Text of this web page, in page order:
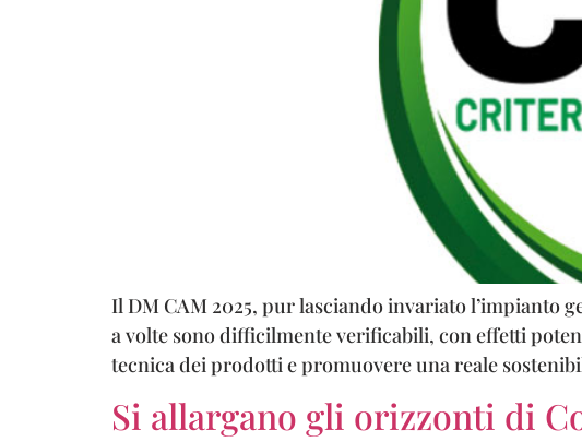
Il DM CAM 2025, pur lasciando invariato
a volte sono difficilmente verificabili, con effetti
tecnica dei prodotti e promuovere una reale
Si allargano gli orizzonti di